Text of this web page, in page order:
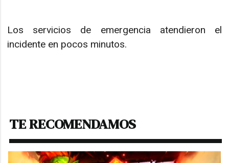
Los servicios de emergencia atendieron el
incidente en pocos minutos.
TE RECOMENDAMOS